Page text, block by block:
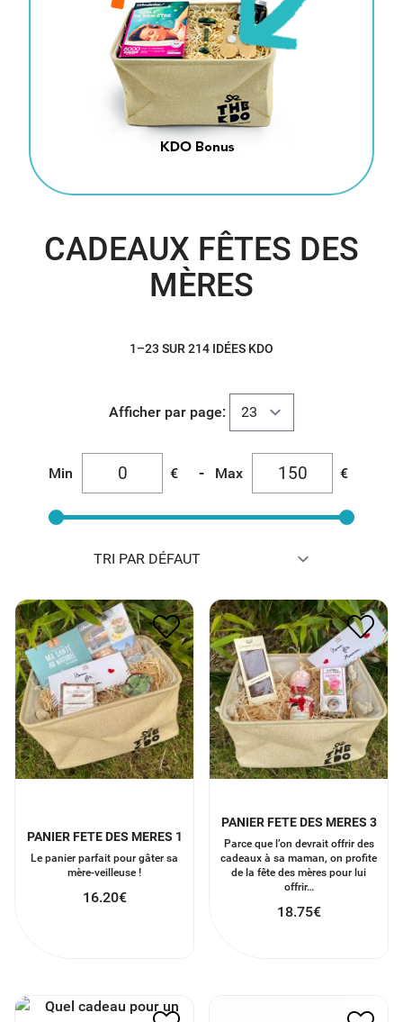
CADEAUX FÊTES DES
MÈRES
1–23 SUR 214 IDÉES KDO
Afficher par page:
Min € - Max €
1
16.20€
PANIER FETE DES MERES 1
Le panier parfait pour gâter sa
mère-veilleuse !
16.20€
3
18.75€
PANIER FETE DES MERES 3
Parce que l’on devrait offrir des
cadeaux à sa maman, on profite
de la fête des mères pour lui
offrir…
18.75€
47.50€